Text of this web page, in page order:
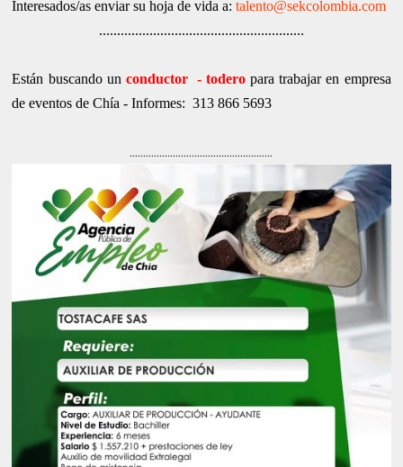
Interesados/as enviar su hoja de vida a:talento@sekcolombia.com
.........................................................
Están buscando un conductor - todero para trabajar en empresa
de eventos de Chía - Informes: 313 866 5693
.....................................................